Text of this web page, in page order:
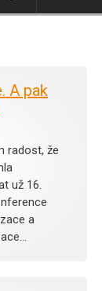
A pak
radost, že
už 16.
a